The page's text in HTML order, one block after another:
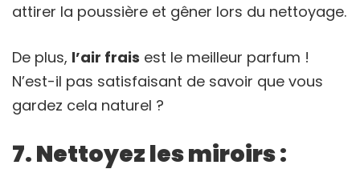
attirer la poussière et gêner lors du nettoyage.
De plus, l’air frais est le meilleur parfum !
N’est-il pas satisfaisant de savoir que vous
gardez cela naturel ?
7. Nettoyez les miroirs :